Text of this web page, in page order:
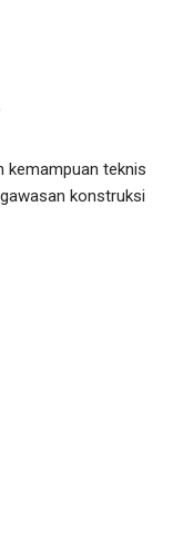
kemampuan teknis
konstruksi